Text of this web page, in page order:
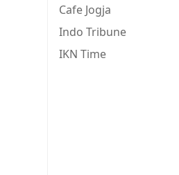
Cafe Jogja
Indo Tribune
IKN Time